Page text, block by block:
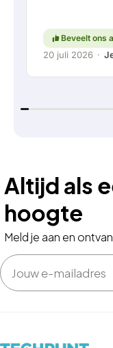
Beveelt ons
20 juli 2026 ·
Altijd als
hoogte
Meld je aan en
Email